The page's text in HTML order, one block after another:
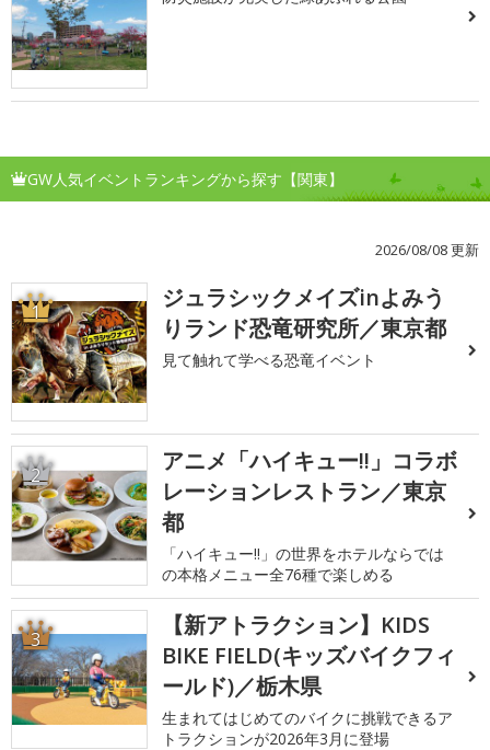
GW人気イベントランキングから探す【関東】
2026/08/08 更新
1
ジュラシックメイズinよみう
りランド恐竜研究所／東京都
見て触れて学べる恐竜イベント
2
アニメ「ハイキュー!!」コラボ
レーションレストラン／東京
都
「ハイキュー!!」の世界をホテルならでは
の本格メニュー全76種で楽しめる
3
【新アトラクション】KIDS
BIKE FIELD(キッズバイクフィ
ールド)／栃木県
生まれてはじめてのバイクに挑戦できるア
トラクションが2026年3月に登場